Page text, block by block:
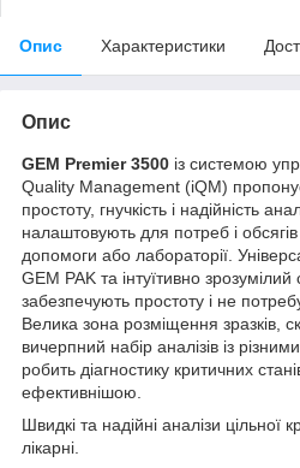
Опис Характеристики
Опис
GEM Premier 3500 із системою
Quality Management (iQM)
простоту, гнучкість і надійність
налаштовують для потреб і
допомоги або лабораторії.
GEM PAK та інтуїтивно
забезпечують простоту і не
Велика зона розміщення зразків,
вичерпний набір аналізів із
робить діагностику критичних
ефективнішою.
Швидкі та надійні аналізи цільної
лікарні.